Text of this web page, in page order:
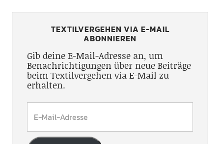
TEXTILVERGEHEN VIA E-MAIL
ABONNIEREN
Gib deine E-Mail-Adresse an, um
Benachrichtigungen über neue Beiträge
beim Textilvergehen via E-Mail zu
erhalten.